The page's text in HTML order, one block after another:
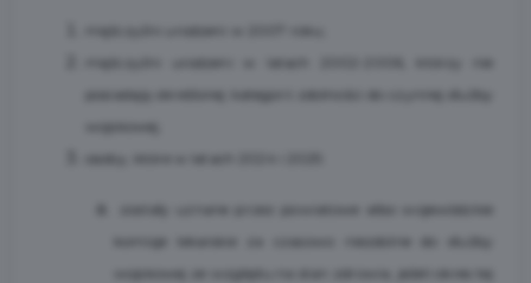
posiadają określonej kategorii zdolności do czynnej służby
zostały uznane przez powiatowe albo wojewódzkie
komisje lekarskie za czasowo niezdolne do służby
wojskowej ze względu na stan zdrowia, jeżeli okres tej